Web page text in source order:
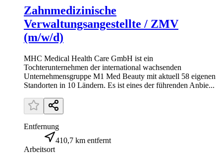
Zahnmedizinische
Verwaltungsangestellte / ZMV
(m/w/d)
MHC Medical Health Care GmbH ist ein
Tochterunternehmen der international wachsenden
Unternehmensgruppe M1 Med Beauty mit aktuell 58 eigenen
Standorten in 10 Ländern. Es ist eines der führenden Anbie...
Entfernung
410,7 km entfernt
Arbeitsort